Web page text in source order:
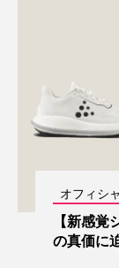
オフィシ
【新感覚
の真価に